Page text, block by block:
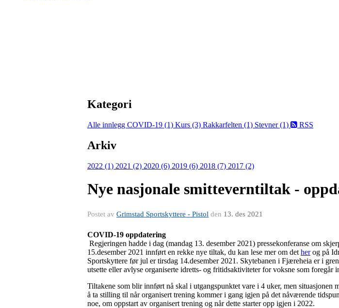
Kategori
Alle innlegg COVID-19 (1) Kurs (3) Rakkarfelten (1) Stevner (1) RSS
Arkiv
2022 (1) 2021 (2) 2020 (6) 2019 (6) 2018 (7) 2017 (2)
Nye nasjonale smitteverntiltak -
Postet av Grimstad Sportskyttere - Pistol den 13. des 2021
COVID-19 oppdatering
Regjeringen hadde i dag (mandag 13. desember 2021) pressekonferanse om
15.desember 2021 innført en rekke nye tiltak, du kan lese mer om det herog på
Sportskyttere før jul er tirsdag 14.desember 2021. Skytebanen i Fjæreheia er i
utsette eller avlyse organiserte idretts- og fritidsaktiviteter for voksne som foregår
Tiltakene som blir innført nå skal i utgangspunktet vare i 4 uker, men
å ta stilling til når organisert trening kommer i gang igjen på det nåværende
noe, om oppstart av organisert trening og når dette starter opp igjen i 2022.